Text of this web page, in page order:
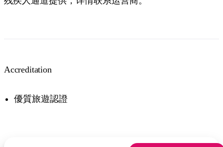
Accreditation
優質旅遊認證